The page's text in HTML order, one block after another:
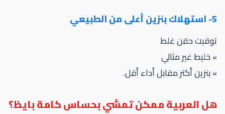
5- استهلاك بنزين أعلى من الطبيعي
توقيت حقن غلط
= خليط غير مثالي
= بنزين أكتر مقابل أداء أقل.
هل العربية ممكن تمشي بحساس كامة بايظ؟